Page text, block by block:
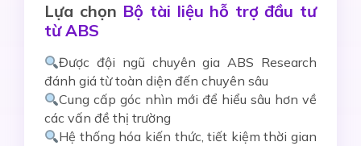
Lựa chọn Bộ tài liệu hỗ trợ đầu tư
từ ABS
Được đội ngũ chuyên gia ABS Research
đánh giá từ toàn diện đến chuyên sâu
Cung cấp góc nhìn mới để hiểu sâu hơn về
các vấn đề thị trường
Hệ thống hóa kiến thức, tiết kiệm thời gian